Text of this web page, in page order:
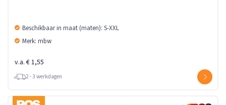
Beschikbaar in maat (maten): S-XXL
Merk: mbw
v.a. € 1,55
2 - 3 werkdagen